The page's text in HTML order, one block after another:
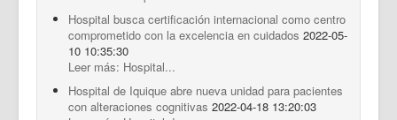
Hospital busca certificación internacional como centro
comprometido con la excelencia en cuidados 2022-05-
10 10:35:30
Leer más: Hospital...
Hospital de Iquique abre nueva unidad para pacientes
con alteraciones cognitivas 2022-04-18 13:20:03